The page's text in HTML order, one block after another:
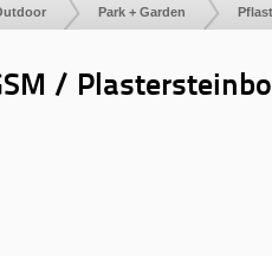
Park + Garden
/